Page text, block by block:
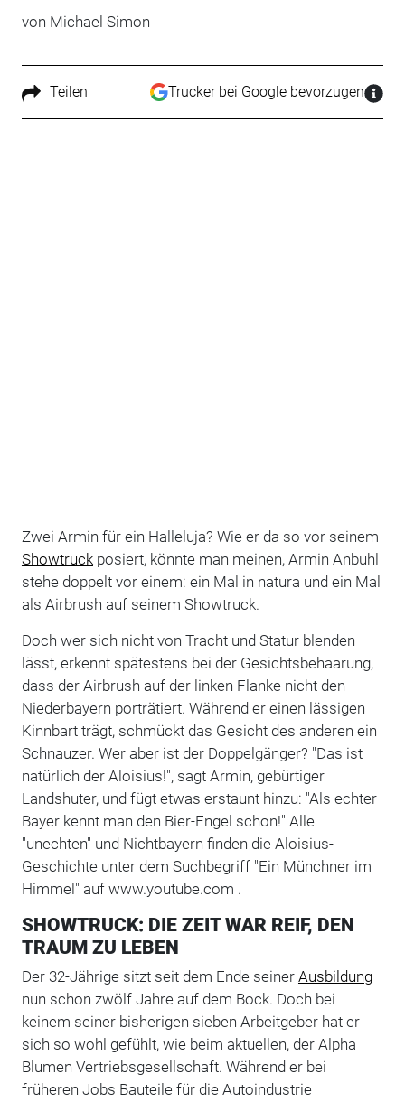
von Michael Simon
Teilen Trucker bei Google bevorzugen
Zwei Armin für ein Halleluja? Wie er da so vor seinem
Showtruckposiert, könnte man meinen, Armin Anbuhl
stehe doppelt vor einem: ein Mal in natura und ein Mal
als Airbrush auf seinem Showtruck.
Doch wer sich nicht von Tracht und Statur blenden
lässt, erkennt spätestens bei der Gesichtsbehaarung,
dass der Airbrush auf der linken Flanke nicht den
Niederbayern porträtiert. Während er einen lässigen
Kinnbart trägt, schmückt das Gesicht des anderen ein
Schnauzer. Wer aber ist der Doppelgänger? "Das ist
natürlich der Aloisius!", sagt Armin, gebürtiger
Landshuter, und fügt etwas erstaunt hinzu: "Als echter
Bayer kennt man den Bier-Engel schon!" Alle
"unechten" und Nichtbayern finden die Aloisius-
Geschichte unter dem Suchbegriff "Ein Münchner im
Himmel" auf www.youtube.com .
SHOWTRUCK: DIE ZEIT WAR REIF, DEN
TRAUM ZU LEBEN
Der 32-Jährige sitzt seit dem Ende seiner Ausbildung
nun schon zwölf Jahre auf dem Bock. Doch bei
keinem seiner bisherigen sieben Arbeitgeber hat er
sich so wohl gefühlt, wie beim aktuellen, der Alpha
Blumen Vertriebsgesellschaft. Während er bei
früheren Jobs Bauteile für die Autoindustrie